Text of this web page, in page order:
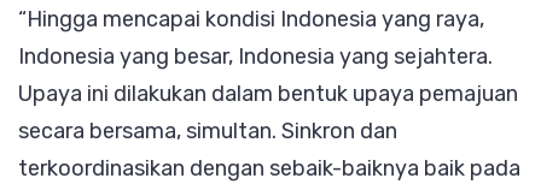
“Hingga mencapai kondisi Indonesia yang raya,
Indonesia yang besar, Indonesia yang sejahtera.
Upaya ini dilakukan dalam bentuk upaya pemajuan
secara bersama, simultan. Sinkron dan
terkoordinasikan dengan sebaik-baiknya baik pada